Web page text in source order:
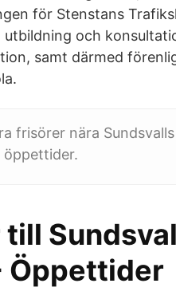
för Stenstans
och
samt därmed
frisörer nära
öppettider.
Öppettider